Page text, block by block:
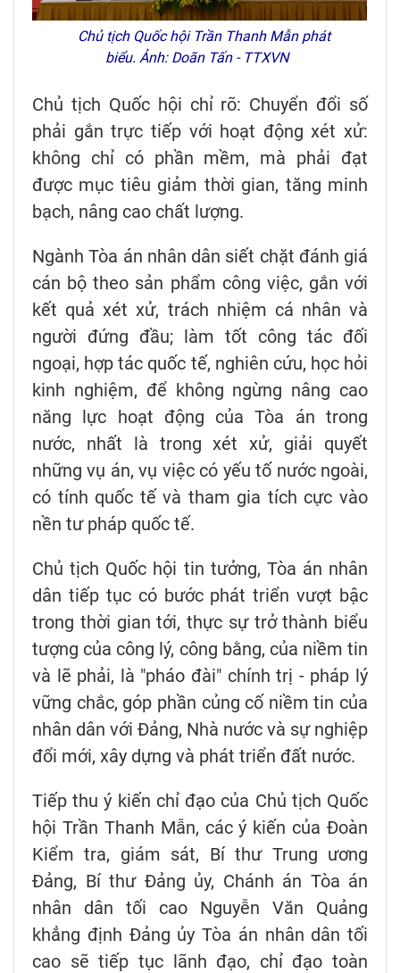
Chủ tịch Quốc hội Trần Thanh Mẫn phát
biểu. Ảnh: Doãn Tấn - TTXVN
Chủ tịch Quốc hội chỉ rõ: Chuyển đổi số
phải gắn trực tiếp với hoạt động xét xử:
không chỉ có phần mềm, mà phải đạt
được mục tiêu giảm thời gian, tăng minh
bạch, nâng cao chất lượng.
Ngành Tòa án nhân dân siết chặt đánh giá
cán bộ theo sản phẩm công việc, gắn với
kết quả xét xử, trách nhiệm cá nhân và
người đứng đầu; làm tốt công tác đối
ngoại, hợp tác quốc tế, nghiên cứu, học hỏi
kinh nghiệm, để không ngừng nâng cao
năng lực hoạt động của Tòa án trong
nước, nhất là trong xét xử, giải quyết
những vụ án, vụ việc có yếu tố nước ngoài,
có tính quốc tế và tham gia tích cực vào
nền tư pháp quốc tế.
Chủ tịch Quốc hội tin tưởng, Tòa án nhân
dân tiếp tục có bước phát triển vượt bậc
trong thời gian tới, thực sự trở thành biểu
tượng của công lý, công bằng, của niềm tin
và lẽ phải, là "pháo đài" chính trị - pháp lý
vững chắc, góp phần củng cố niềm tin của
nhân dân với Đảng, Nhà nước và sự nghiệp
đổi mới, xây dựng và phát triển đất nước.
Tiếp thu ý kiến chỉ đạo của Chủ tịch Quốc
hội Trần Thanh Mẫn, các ý kiến của Đoàn
Kiểm tra, giám sát, Bí thư Trung ương
Đảng, Bí thư Đảng ủy, Chánh án Tòa án
nhân dân tối cao Nguyễn Văn Quảng
khẳng định Đảng ủy Tòa án nhân dân tối
cao sẽ tiếp tục lãnh đạo, chỉ đạo toàn